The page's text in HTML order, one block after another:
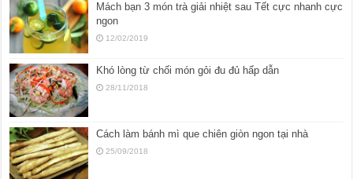
Mách bạn 3 món trà giải nhiệt sau Tết cực nhanh cực
ngon
12/02/2019
Khó lòng từ chối món gỏi đu đủ hấp dẫn
28/11/2018
Cách làm bánh mì que chiên giòn ngon tại nhà
25/09/2018